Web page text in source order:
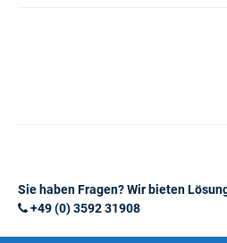
Sie haben Fragen? Wir bieten
+49 (0) 3592 31908